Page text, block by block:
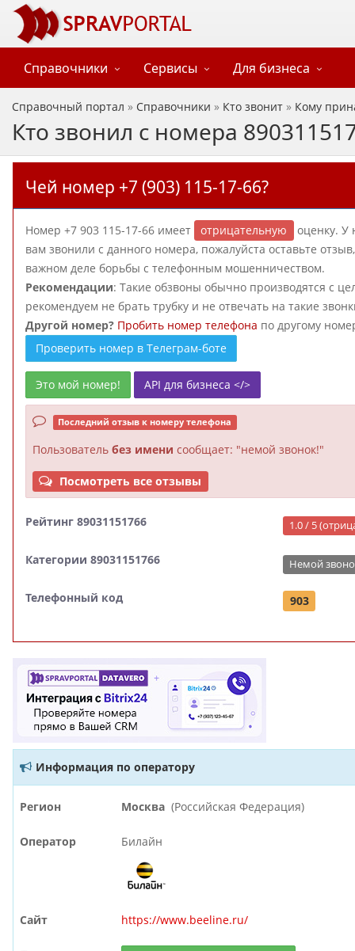
Справочники Сервисы Для бизнеса
Справочный портал » Справочники » Кто звонит » Кому
Кто звонил с номера
Чей номер +7 (903) 115-17-66?
Номер +7 903 115-17-66 имеет отрицательную
оценку. У
вам звонили с данного номера, пожалуйста оставьте
важном деле борьбы с телефонным мошенничеством.
Рекомендации: Такие обзвоны обычно производятся с
рекомендуем не брать трубку и не отвечать на такие
Другой номер? Пробить номер телефона по другому
Проверить номер в Телеграм-боте
Это мой номер! API для бизнеса </>
Последний отзыв к номеру телефона
Пользователь без имени сообщает: "немой звонок!"
Посмотреть все отзывы
Рейтинг 89031151766 1.0 / 5
Категории 89031151766 Немой
Телефонный код 903
Информация по оператору
Регион Москва (Российская Федерация)
Оператор Билайн
Сайт https://www.beeline.ru/